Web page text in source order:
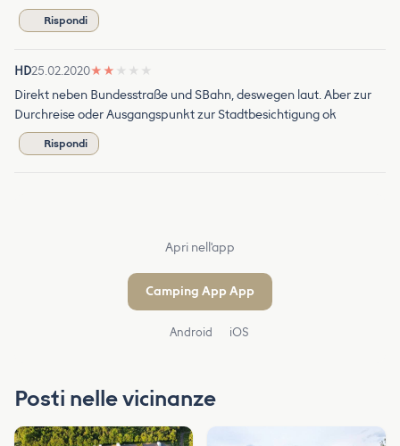
Rispondi
HD25.02.2020★ ★ ★ ★ ★
Direkt neben Bundesstraße und SBahn, deswegen laut. Aber zur
Durchreise oder Ausgangspunkt zur Stadtbesichtigung ok
Rispondi
Apri nell'app
Camping App App
Android iOS
Posti nelle vicinanze